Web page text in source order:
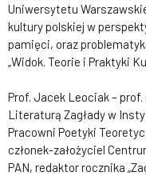
Uniwersytetu
kultury polskiej w
pamięci, oraz
„Widok. Teorie i Praktyki
Prof. Jacek Leociak – prof.
Literaturą Zagłady w
Pracowni Poetyki
członek-założyciel
PAN, redaktor rocznika